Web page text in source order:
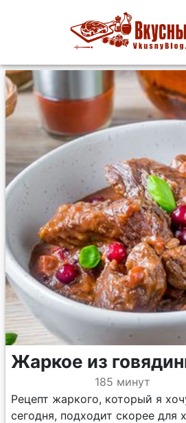
Жаркое из
185 минут
Рецепт жаркого, который я
сегодня, подходит скорее для